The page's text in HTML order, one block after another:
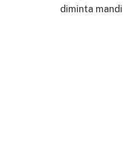
diminta